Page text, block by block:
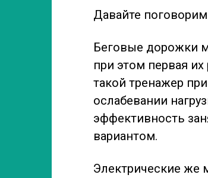
Давайте
Беговые дорожки
при этом первая
такой тренажер
ослабевании
эффективность
вариантом.
Электрические же